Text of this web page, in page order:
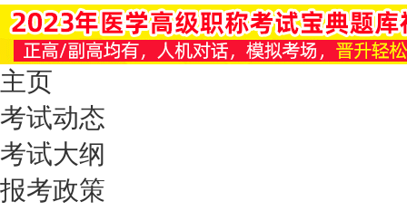
主页
考试动态
考试大纲
报考政策